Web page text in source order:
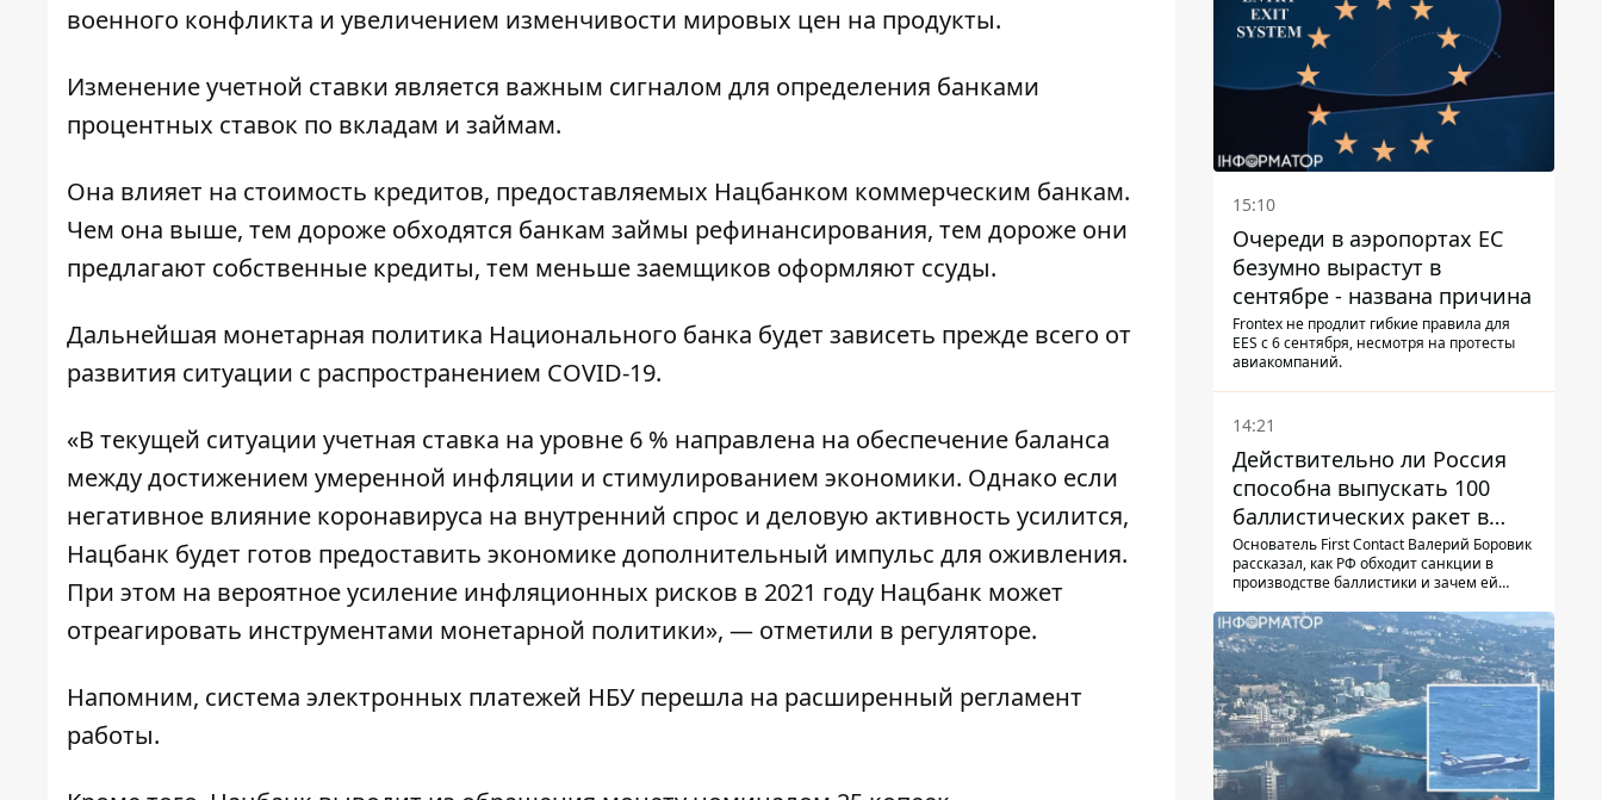
военного конфликта и увеличением изменчивости мировых цен на продукты.
Изменение учетной ставки является важным сигналом для определения банками
процентных ставок по вкладам и займам.
Она влияет на стоимость кредитов, предоставляемых Нацбанком коммерческим банкам.
Чем она выше, тем дороже обходятся банкам займы рефинансирования, тем дороже они
предлагают собственные кредиты, тем меньше заемщиков оформляют ссуды.
Дальнейшая монетарная политика Национального банка будет зависеть прежде всего от
развития ситуации с распространением COVID-19.
«В текущей ситуации учетная ставка на уровне 6 % направлена на обеспечение баланса
между достижением умеренной инфляции и стимулированием экономики. Однако если
негативное влияние коронавируса на внутренний спрос и деловую активность усилится,
Нацбанк будет готов предоставить экономике дополнительный импульс для оживления.
При этом на вероятное усиление инфляционных рисков в 2021 году Нацбанк может
отреагировать инструментами монетарной политики», — отметили в регуляторе.
Напомним, система электронных платежей НБУ перешла на расширенный регламент
работы.
15:10
Очереди в аэропортах ЕС
безумно вырастут в
сентябре - названа причина
Frontex не продлит гибкие правила для
EES с 6 сентября, несмотря на протесты
авиакомпаний.
14:21
Действительно ли Россия
способна выпускать 100
баллистических ракет в
месяц и что с этим делать
Основатель First Contact Валерий Боровик
рассказал, как РФ обходит санкции в
производстве баллистики и зачем ей